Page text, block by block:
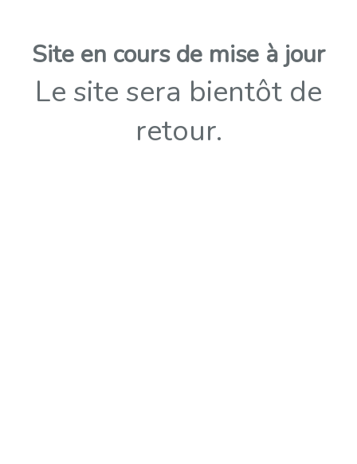
Site en cours de mise à jour
Le site sera bientôt de
retour.